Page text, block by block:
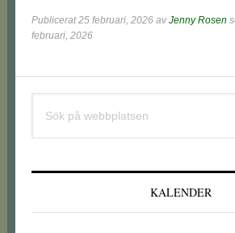
Publicerat25 februari, 2026avJenny Rosen
februari, 2026
Primärt
sidofält
webbplatsen
KALENDER